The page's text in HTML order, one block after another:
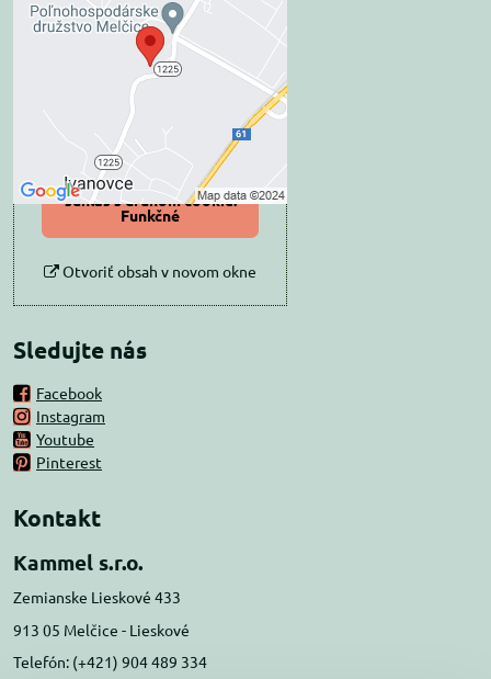
blokovaný Voľbami
súkromia
Prajete si načítať externý obsah?
Povoliť tentokrát
Povoliť a zapamätať -
súhlas s druhom cookie:
Funkčné
Otvoriť obsah v novom okne
Sledujte nás
Facebook
Instagram
Youtube
Pinterest
Kontakt
Kammel s.r.o.
Zemianske Lieskové 433
913 05 Melčice - Lieskové
Telefón: (+421) 904 489 334